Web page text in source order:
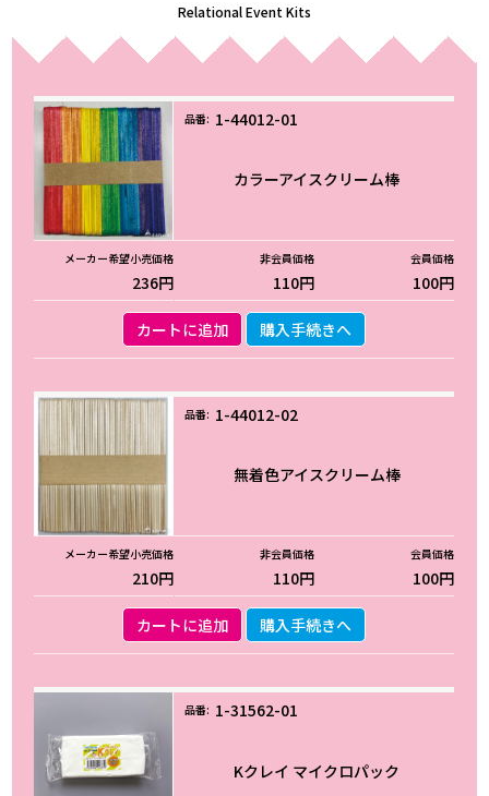
Relational Event Kits
1-44012-01
カラーアイスクリーム棒
236円 110円 100円
カートに追加 購入手続きへ
1-44012-02
無着色アイスクリーム棒
210円 110円 100円
カートに追加 購入手続きへ
1-31562-01
Kクレイ マイクロパック